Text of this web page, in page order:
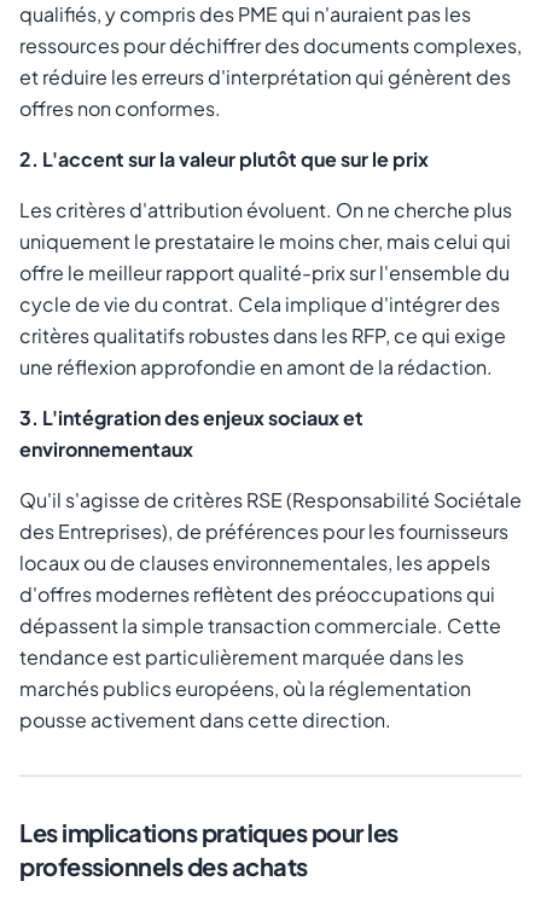
qualifiés, y compris des PME qui n'auraient pas les
ressources pour déchiffrer des documents complexes,
et réduire les erreurs d'interprétation qui génèrent des
offres non conformes.
2. L'accent sur la valeur plutôt que sur le prix
Les critères d'attribution évoluent. On ne cherche plus
uniquement le prestataire le moins cher, mais celui qui
offre le meilleur rapport qualité-prix sur l'ensemble du
cycle de vie du contrat. Cela implique d'intégrer des
critères qualitatifs robustes dans les RFP, ce qui exige
une réflexion approfondie en amont de la rédaction.
3. L'intégration des enjeux sociaux et
environnementaux
Qu'il s'agisse de critères RSE (Responsabilité Sociétale
des Entreprises), de préférences pour les fournisseurs
locaux ou de clauses environnementales, les appels
d'offres modernes reflètent des préoccupations qui
dépassent la simple transaction commerciale. Cette
tendance est particulièrement marquée dans les
marchés publics européens, où la réglementation
pousse activement dans cette direction.
Les implications pratiques pour les
professionnels des achats